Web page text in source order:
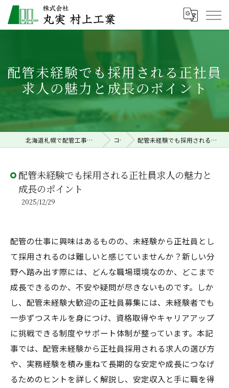
配管未経験でも採用される正社員
求人の魅力と成長のポイント
北海道札幌で配管工事の求人なら株式会社丸実村上工業 コラム 配管未経験でも採用される正社員求人の魅力と成長のポイント
配管未経験でも採用される正社員求人の魅力と
成長のポイント
2025/12/29
配管の仕事に興味はあるものの、未経験から正社員とし
て採用されるのは難しいと感じていませんか？新しい分
野へ踏み出す際には、どんな職場環境なのか、どこまで
成長できるのか、不安や疑問が尽きないものです。しか
し、配管未経験大歓迎の正社員募集には、未経験者でも
一歩ずつスキルを身につけ、資格取得やキャリアアップ
に挑戦できる制度やサポート体制が整っています。本記
事では、配管未経験から正社員採用される求人の選び方
や、実務経験を積み重ねて長期的な安定や成長につなげ
るためのヒントを詳しく解説し、安定収入と手に職を得